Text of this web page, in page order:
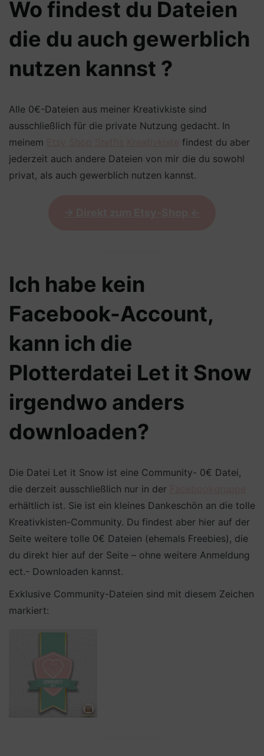
Wo findest du Dateien
die du auch gewerblich
nutzen kannst ?
Alle 0€-Dateien aus meiner Kreativkiste sind
ausschließlich für die private Nutzung gedacht. In
meinem
findest du aber
jederzeit auch andere Dateien von mir die du sowohl
privat, als auch gewerblich nutzen kannst.
Ich habe kein
Facebook-Account,
kann ich die
Plotterdatei Let it Snow
irgendwo anders
downloaden?
Die Datei Let it Snow ist eine Community- 0€ Datei,
die derzeit ausschließlich nur in der
erhältlich ist. Sie ist ein kleines Dankeschön an die tolle
Kreativkisten-Community. Du findest aber hier auf der
Seite weitere tolle 0€ Dateien (ehemals Freebies), die
du direkt hier auf der Seite – ohne weitere Anmeldung
ect.- Downloaden kannst.
Exklusive Community-Dateien sind mit diesem Zeichen
markiert: